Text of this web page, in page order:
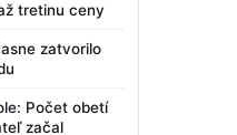
tretinu ceny
zatvorilo
Počet obetí
začal